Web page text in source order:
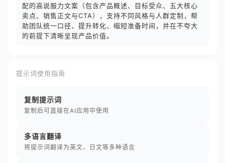
配的高说服力文案（包含产品概述、目标受众、五大核心
卖点、销售正文与CTA），支持不同风格与人群定制，帮
助团队统一口径、提升转化、缩短准备时间，并在不夸大
的前提下清晰呈现产品价值。
提示词使用指南
复制提示词
复制后可直接在AI应用中使用
多语言翻译
将提示词翻译为英文、日文等多种语言